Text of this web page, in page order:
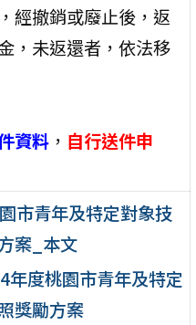
經撤銷或廢止後，返
，未返還者，依法移
資料 ， 自行送件申
市青年及特定對象技
案_本文
年度桃園市青年及特定
獎勵方案